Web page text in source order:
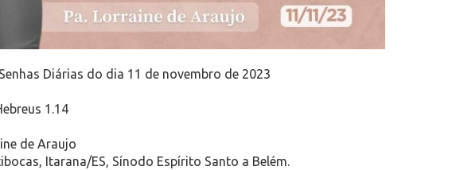
Diárias do dia 11 de novembro de 2023
1.14
de Araujo
Itarana/ES, Sínodo Espírito Santo a Belém.